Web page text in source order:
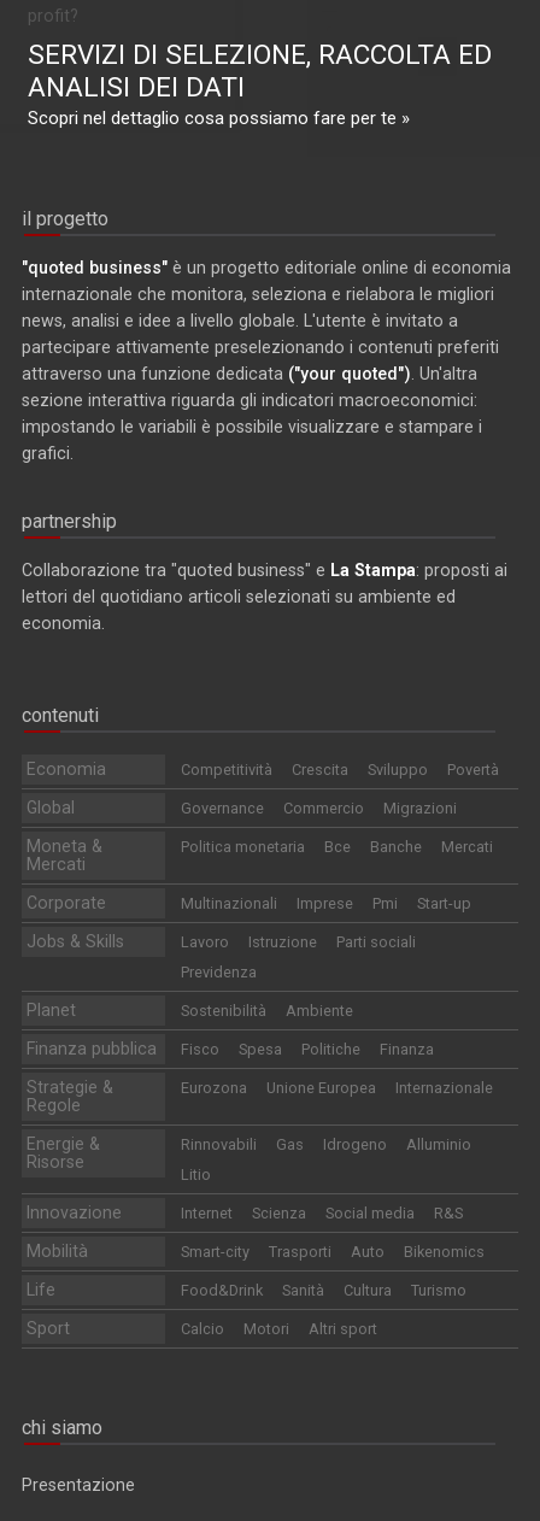
profit?
SERVIZI DI SELEZIONE, RACCOLTA ED
ANALISI DEI DATI
Scopri nel dettaglio cosa possiamo fare per te »
il progetto
"quoted business" è un progetto editoriale online di economia
internazionale che monitora, seleziona e rielabora le migliori
news, analisi e idee a livello globale. L'utente è invitato a
partecipare attivamente preselezionando i contenuti preferiti
attraverso una funzione dedicata ("your quoted") . Un'altra
sezione interattiva riguarda gli indicatori macroeconomici:
impostando le variabili è possibile visualizzare e stampare i
grafici.
partnership
Collaborazione tra "quoted business" e La Stampa: proposti ai
lettori del quotidiano articoli selezionati su ambiente ed
economia.
contenuti
Economia Competitività Crescita Sviluppo Povertà
Global Governance Commercio Migrazioni
Moneta &
Mercati
Politica monetaria Bce Banche Mercati
Corporate Multinazionali Imprese Pmi Start-up
Jobs & Skills Lavoro Istruzione
Parti sociali
Previdenza
Planet Sostenibilità Ambiente
Finanza pubblica Fisco Spesa Politiche Finanza
Strategie &
Regole
Eurozona Unione Europea Internazionale
Energie &
Risorse
Rinnovabili Gas Idrogeno
Alluminio
Litio
Innovazione Internet Scienza Social media R&S
Mobilità Smart-city Trasporti Auto Bikenomics
Life Food&Drink Sanità Cultura Turismo
Sport Calcio Motori Altri sport
chi siamo
Presentazione